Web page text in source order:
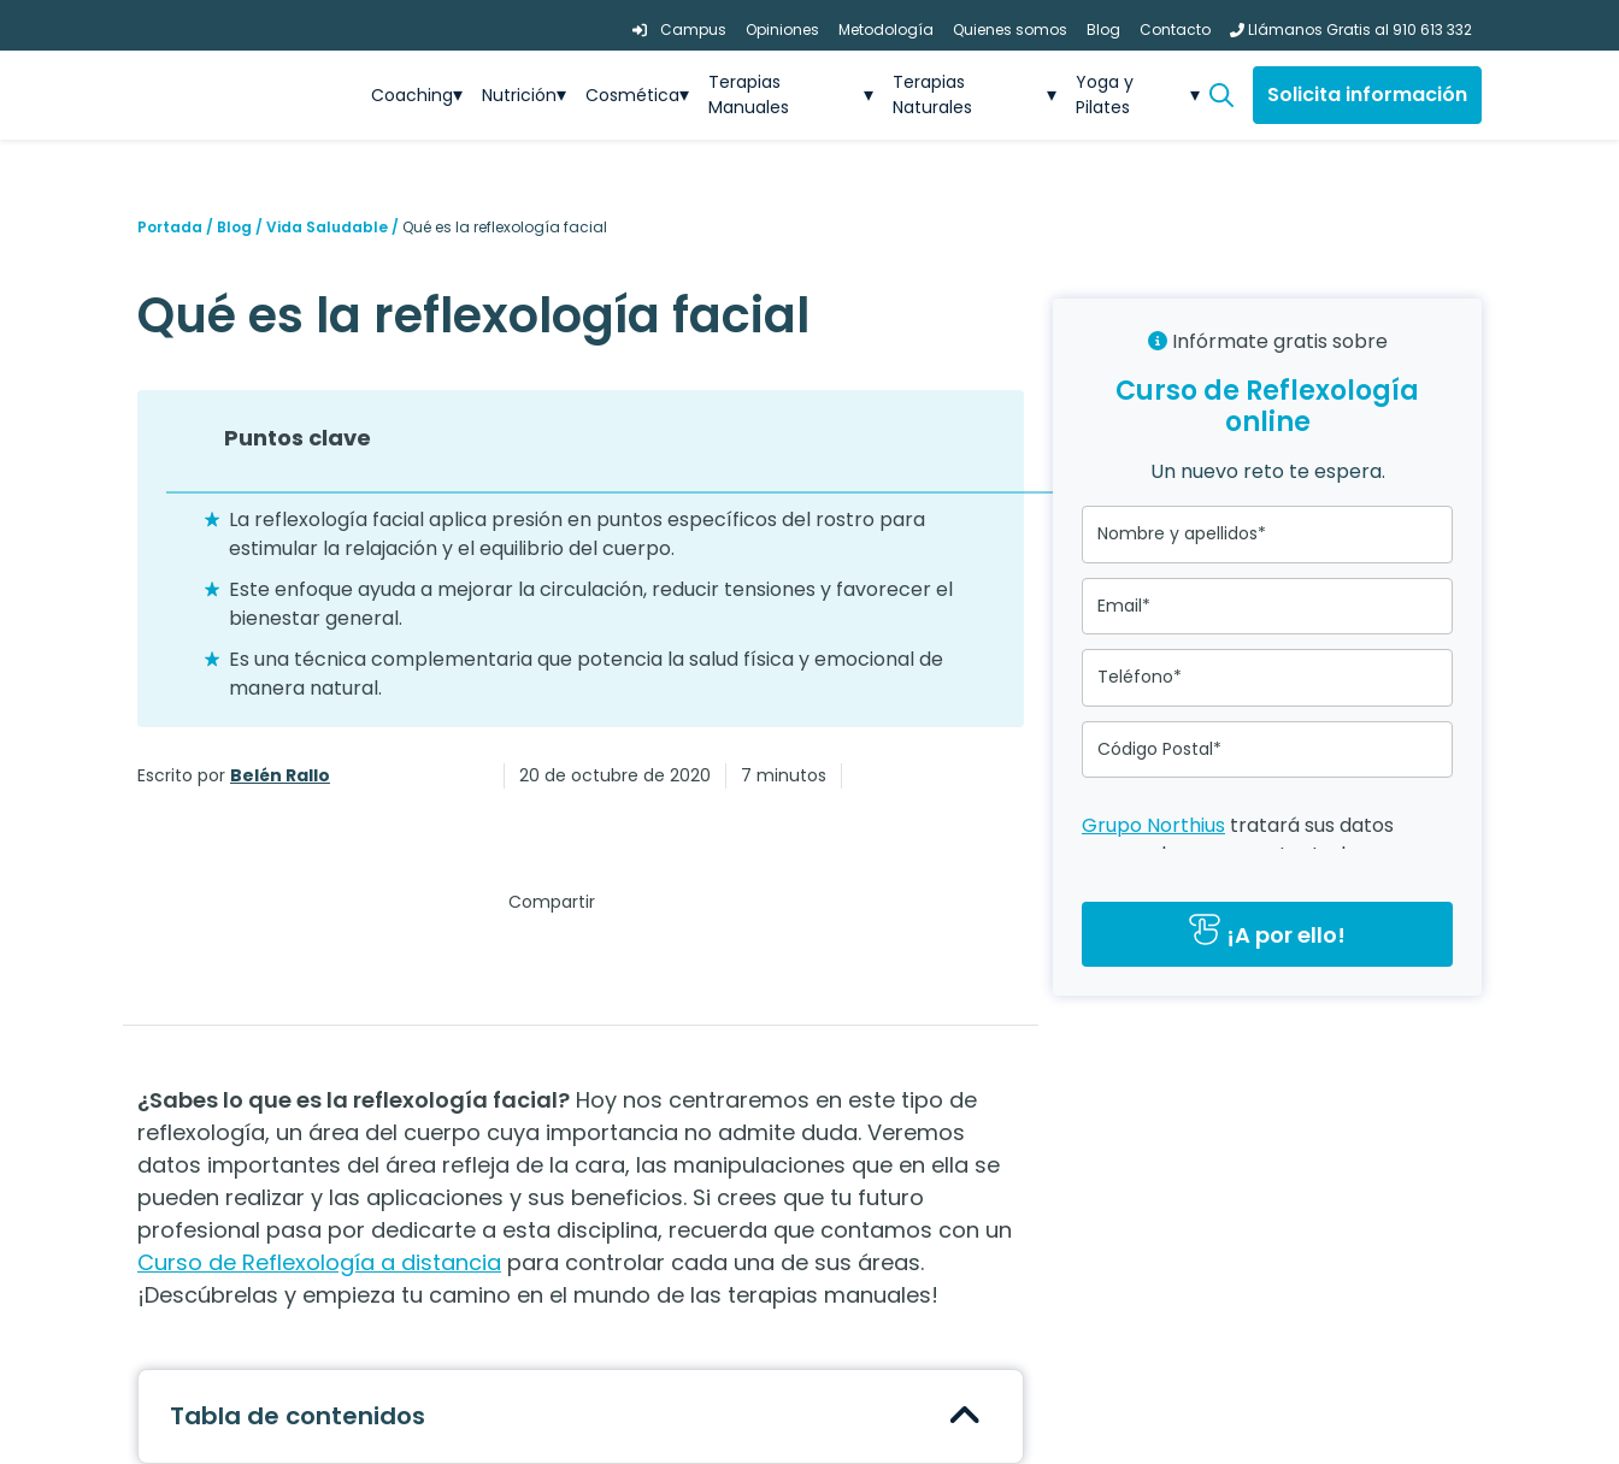
Campus Opiniones Metodología Quienes somos Blog Contacto Llámanos Gratis al 910 613 332
Coaching Nutrición Cosmética
Terapias
Manuales
Terapias
Naturales
Yoga y
Pilates
Solicita información
Portada / Blog / Vida Saludable / Qué es la reflexología facial
Qué es la reflexología facial
Puntos clave
La reflexología facial aplica presión en puntos específicos del rostro para
estimular la relajación y el equilibrio del cuerpo.
Este enfoque ayuda a mejorar la circulación, reducir tensiones y favorecer el
bienestar general.
Es una técnica complementaria que potencia la salud física y emocional de
manera natural.
Escrito por Belén Rallo 20 de octubre de 2020 7 minutos
Compartir
¿Sabes lo que es la reflexología facial? Hoy nos centraremos en este tipo de
reflexología, un área del cuerpo cuya importancia no admite duda. Veremos
datos importantes del área refleja de la cara, las manipulaciones que en ella se
pueden realizar y las aplicaciones y sus beneficios. Si crees que tu futuro
profesional pasa por dedicarte a esta disciplina, recuerda que contamos con un
Curso de Reflexología a distancia para controlar cada una de sus áreas.
¡Descúbrelas y empieza tu camino en el mundo de las terapias manuales!
Tabla de contenidos
Infórmate gratis sobre
Curso de Reflexología
online
Un nuevo reto te espera.
Nombre y apellidos*
Email*
Teléfono*
Código Postal*
Grupo Northius tratará sus datos
personales para contactarle por
aplicaciones de mensajería
instantánea, con el fin de ofrecerle
información del programa formativo
¡A por ello!